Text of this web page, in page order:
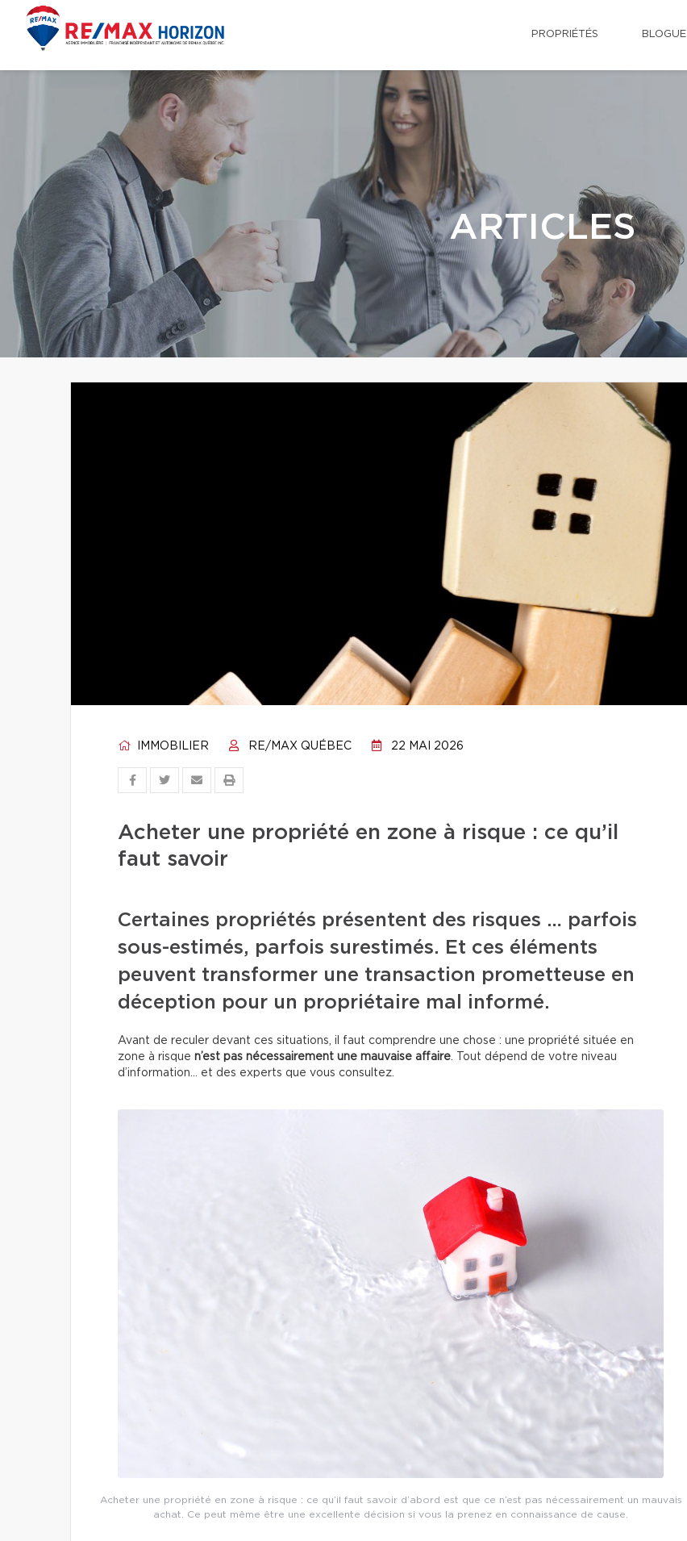
PROPRIÉTÉS BLOGUE
ARTICLES
IMMOBILIER RE/MAX QUÉBEC 22 MAI 2026
Acheter une propriété en zone à risque : ce qu’il
faut savoir
Certaines propriétés présentent des risques … parfois
sous-estimés, parfois surestimés. Et ces éléments
peuvent transformer une transaction prometteuse en
déception pour un propriétaire mal informé.
Avant de reculer devant ces situations, il faut comprendre une chose : une propriété située en
zone à risque n’est pas nécessairement une mauvaise affaire. Tout dépend de votre niveau
d’information… et des experts que vous consultez.
Acheter une propriété en zone à risque : ce qu’il faut savoir d’abord est que ce n’est pas nécessairement un mauvais
achat. Ce peut même être une excellente décision si vous la prenez en connaissance de cause.